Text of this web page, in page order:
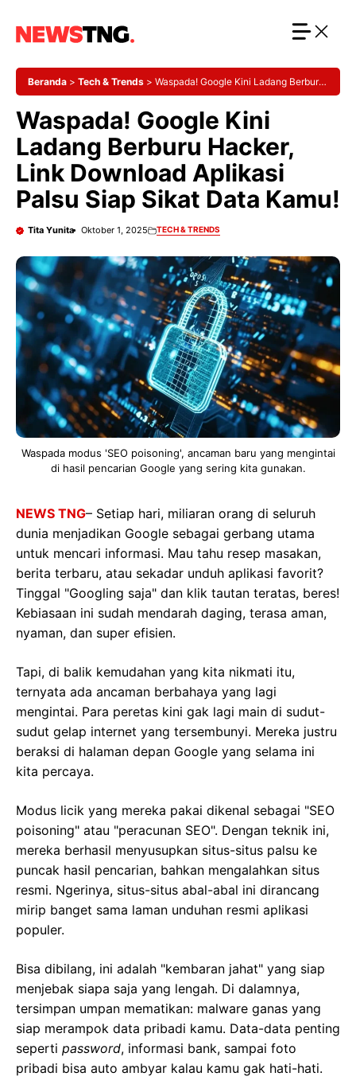
Beranda > Tech & Trends > Waspada! Google Kini Ladang Berburu
Waspada! Google Kini
Ladang Berburu Hacker,
Link Download Aplikasi
Palsu Siap Sikat Data Kamu!
Tita Yunita Oktober 1, 2025 TECH & TRENDS
Waspada modus 'SEO poisoning', ancaman baru yang mengintai
di hasil pencarian Google yang sering kita gunakan.
NEWS TNG– Setiap hari, miliaran orang di seluruh
dunia menjadikan Google sebagai gerbang utama
untuk mencari informasi. Mau tahu resep masakan,
berita terbaru, atau sekadar unduh aplikasi favorit?
Tinggal "Googling saja" dan klik tautan teratas, beres!
Kebiasaan ini sudah mendarah daging, terasa aman,
nyaman, dan super efisien.
Tapi, di balik kemudahan yang kita nikmati itu,
ternyata ada ancaman berbahaya yang lagi
mengintai. Para peretas kini gak lagi main di sudut-
sudut gelap internet yang tersembunyi. Mereka justru
beraksi di halaman depan Google yang selama ini
kita percaya.
Modus licik yang mereka pakai dikenal sebagai "SEO
poisoning" atau "peracunan SEO". Dengan teknik ini,
mereka berhasil menyusupkan situs-situs palsu ke
puncak hasil pencarian, bahkan mengalahkan situs
resmi. Ngerinya, situs-situs abal-abal ini dirancang
mirip banget sama laman unduhan resmi aplikasi
populer.
Bisa dibilang, ini adalah "kembaran jahat" yang siap
menjebak siapa saja yang lengah. Di dalamnya,
tersimpan umpan mematikan: malware ganas yang
siap merampok data pribadi kamu. Data-data penting
seperti password, informasi bank, sampai foto
pribadi bisa auto ambyar kalau kamu gak hati-hati.